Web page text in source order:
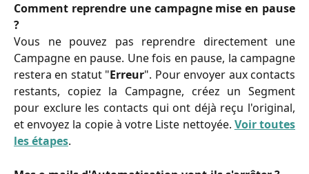
Comment reprendre une campagne mise en pause
?
Vous ne pouvez pas reprendre directement une
Campagne en pause. Une fois en pause, la campagne
restera en statut "Erreur". Pour envoyer aux contacts
restants, copiez la Campagne, créez un Segment
pour exclure les contacts qui ont déjà reçu l'original,
et envoyez la copie à votre Liste nettoyée. Voir toutes
les étapes.